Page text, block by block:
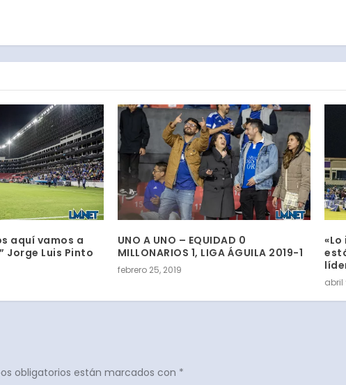
aquí vamos a
Luis Pinto
UNO A UNO – EQUIDAD 0
MILLONARIOS 1, LIGA ÁGUILA 2019-1
febrero 25, 2019
abril
obligatorios están marcados con *